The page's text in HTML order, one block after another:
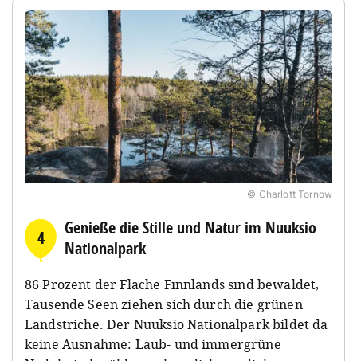
© Charlott Tornow
4
Genieße die Stille und Natur im Nuuksio
Nationalpark
86 Prozent der Fläche Finnlands sind bewaldet,
Tausende Seen ziehen sich durch die grünen
Landstriche. Der Nuuksio Nationalpark bildet da
keine Ausnahme: Laub- und immergrüne